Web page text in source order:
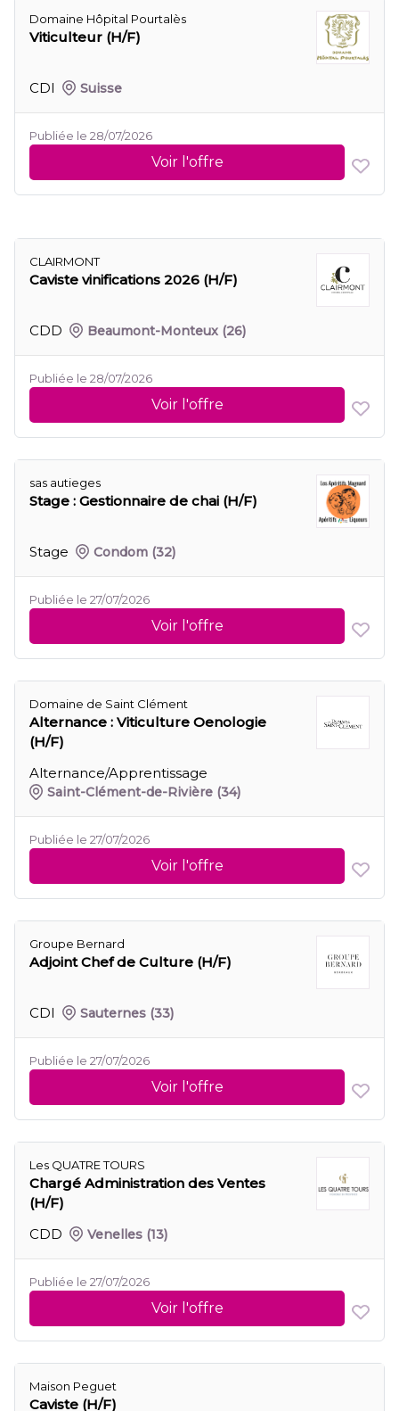
Domaine Hôpital Pourtalès
Viticulteur (H/F)
CDI Suisse
Publiée le 28/07/2026
Voir l'offre
CLAIRMONT
Caviste vinifications 2026 (H/F)
CDD Beaumont-Monteux (26)
Publiée le 28/07/2026
Voir l'offre
sas autieges
Stage : Gestionnaire de chai (H/F)
Stage Condom (32)
Publiée le 27/07/2026
Voir l'offre
Domaine de Saint Clément
Alternance : Viticulture Oenologie
(H/F)
Alternance/Apprentissage
Saint-Clément-de-Rivière (34)
Publiée le 27/07/2026
Voir l'offre
Groupe Bernard
Adjoint Chef de Culture (H/F)
CDI Sauternes (33)
Publiée le 27/07/2026
Voir l'offre
Les QUATRE TOURS
Chargé Administration des Ventes
(H/F)
CDD
Venelles (13)
Publiée le 27/07/2026
Voir l'offre
Maison Peguet
Caviste (H/F)